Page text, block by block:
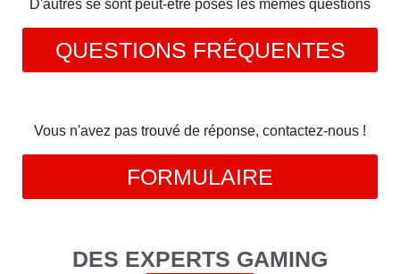
D'autres se sont peut-être posés les mêmes questions
QUESTIONS FRÉQUENTES
Vous n'avez pas trouvé de réponse, contactez-nous !
FORMULAIRE
DES EXPERTS GAMING